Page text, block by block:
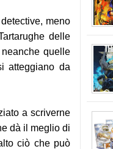
meno
delle
quelle
atteggiano da
a scriverne
dà il meglio di
ciò che può